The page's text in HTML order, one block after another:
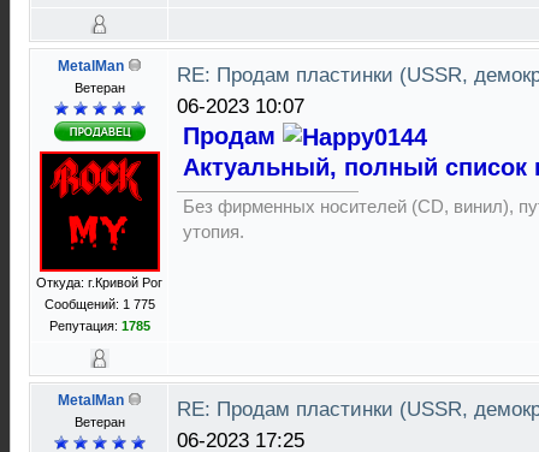
MetalMan
Ветеран
Откуда: г.Кривой Рог
Сообщений: 1 775
Репутация: 1785
RE: Продам пластинки (USSR,
06-2023 10:07
Продам
Актуальный, полный список
Без фирменных носителей (CD, винил),
утопия.
MetalMan
Ветеран
RE: Продам пластинки (USSR,
06-2023 17:25